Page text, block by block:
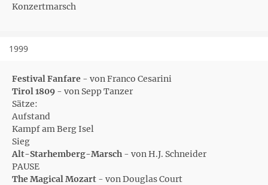
Konzertmarsch
1999
Festival Fanfare - von Franco Cesarini
Tirol 1809 - von Sepp Tanzer
Sätze:
Aufstand
Kampf am Berg Isel
Sieg
Alt-Starhemberg-Marsch - von H.J. Schneider
PAUSE
The Magical Mozart - von Douglas Court